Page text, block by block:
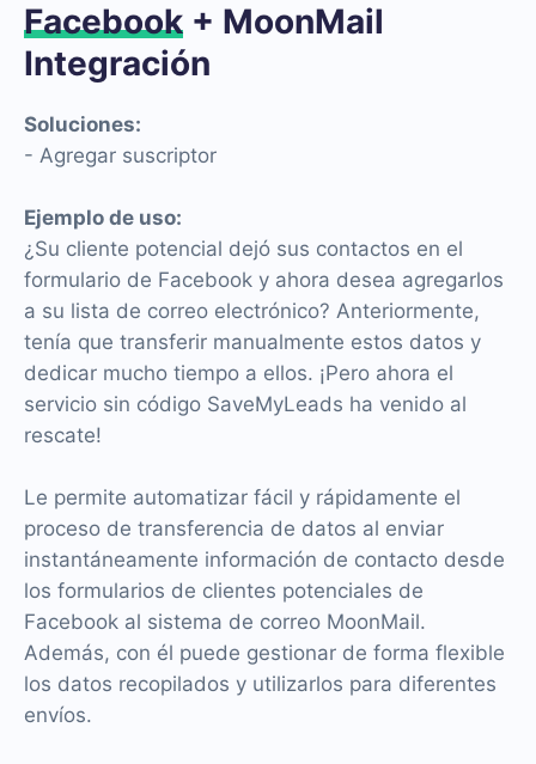
Facebook + MoonMail
Integración
Soluciones:
- Agregar suscriptor
Ejemplo de uso:
¿Su cliente potencial dejó sus contactos en el
formulario de Facebook y ahora desea agregarlos
a su lista de correo electrónico? Anteriormente,
tenía que transferir manualmente estos datos y
dedicar mucho tiempo a ellos. ¡Pero ahora el
servicio sin código SaveMyLeads ha venido al
rescate!
Le permite automatizar fácil y rápidamente el
proceso de transferencia de datos al enviar
instantáneamente información de contacto desde
los formularios de clientes potenciales de
Facebook al sistema de correo MoonMail.
Además, con él puede gestionar de forma flexible
los datos recopilados y utilizarlos para diferentes
envíos.